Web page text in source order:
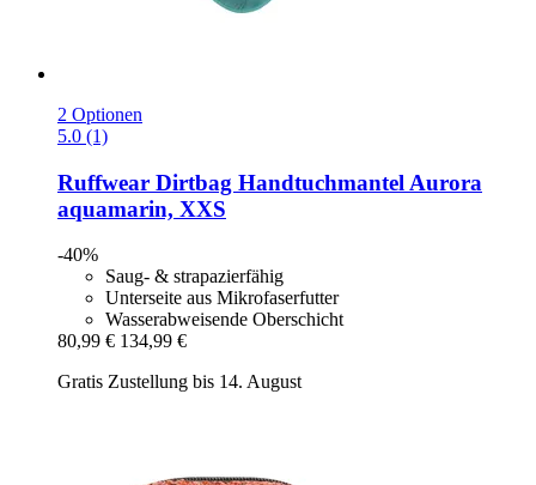
2 Optionen
5.0 (1)
Ruffwear Dirtbag Handtuchmantel Aurora
aquamarin, XXS
-40%
Saug- & strapazierfähig
Unterseite aus Mikrofaserfutter
Wasserabweisende Oberschicht
80,99 € 134,99 €
Gratis Zustellung bis 14. August